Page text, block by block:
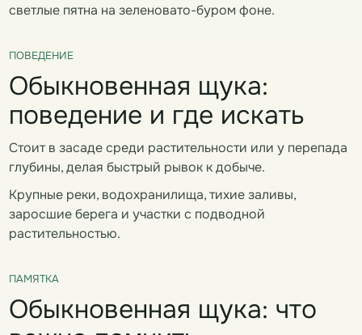
светлые пятна на зеленовато-буром фоне.
ПОВЕДЕНИЕ
Обыкновенная щука:
поведение и где искать
Стоит в засаде среди растительности или у перепада
глубины, делая быстрый рывок к добыче.
Крупные реки, водохранилища, тихие заливы,
заросшие берега и участки с подводной
растительностью.
ПАМЯТКА
Обыкновенная щука: что